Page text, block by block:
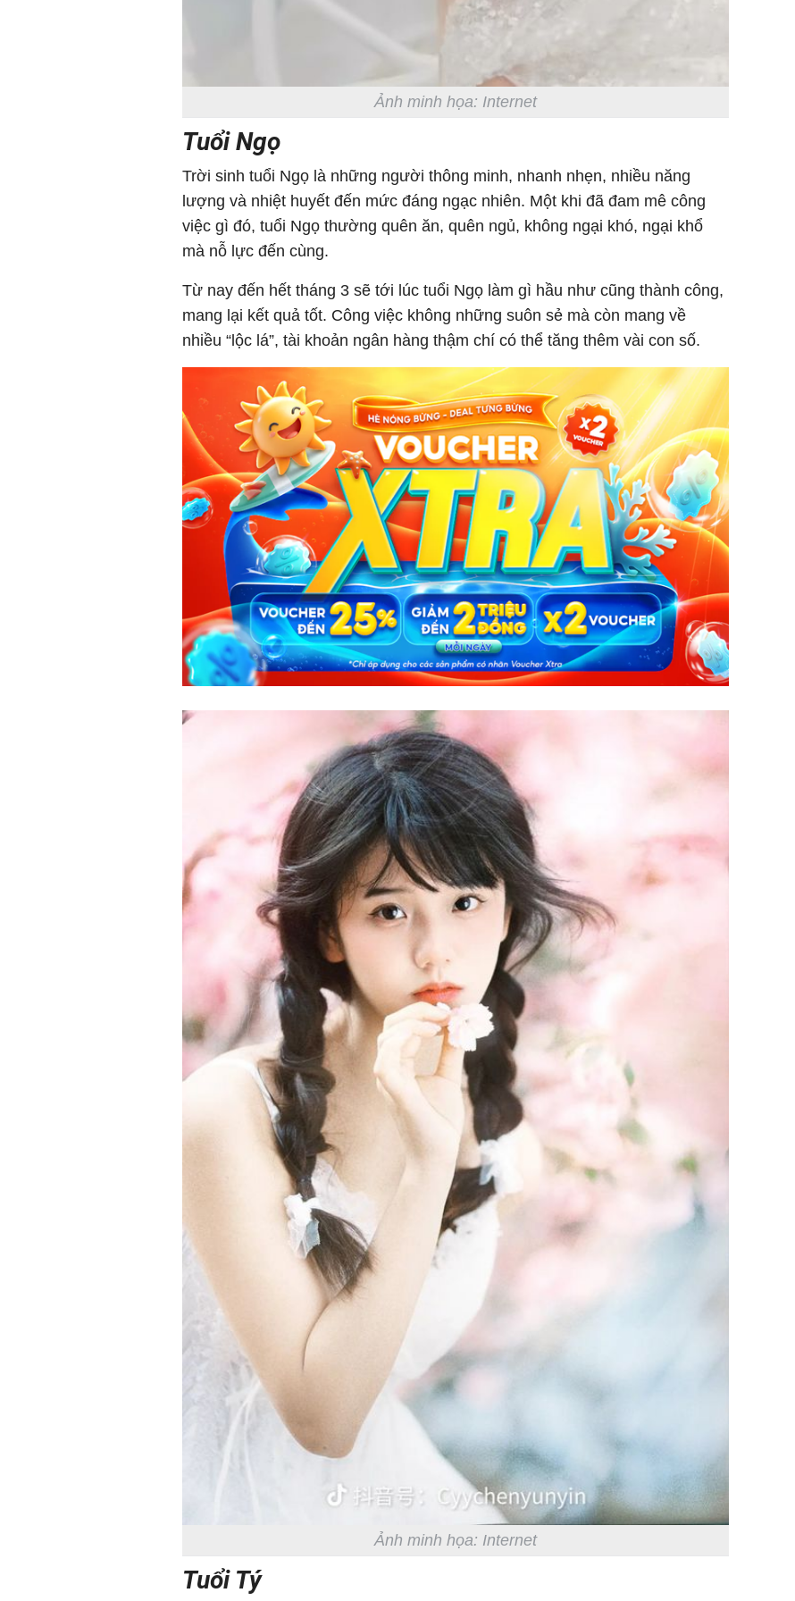
Ảnh minh họa: Internet
Tuổi Ngọ
Trời sinh tuổi Ngọ là những người thông minh, nhanh nhẹn, nhiều năng
lượng và nhiệt huyết đến mức đáng ngạc nhiên. Một khi đã đam mê công
việc gì đó, tuổi Ngọ thường quên ăn, quên ngủ, không ngại khó, ngại khổ
mà nỗ lực đến cùng.
Từ nay đến hết tháng 3 sẽ tới lúc tuổi Ngọ làm gì hầu như cũng thành công,
mang lại kết quả tốt. Công việc không những suôn sẻ mà còn mang về
nhiều “lộc lá”, tài khoản ngân hàng thậm chí có thể tăng thêm vài con số.
Ảnh minh họa: Internet
Tuổi Tý